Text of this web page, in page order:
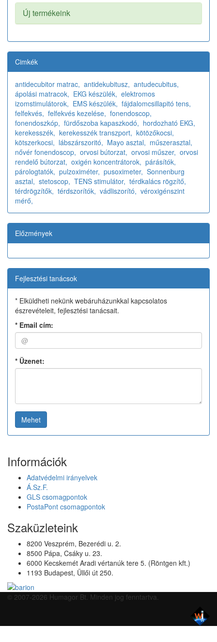
Új termékeink
Cimkék
antidecubitor matrac, antidekubitusz, antudecubitus,
ápolási matracok, EKG készülék, elektromos
izomstimulátorok, EMS készülék, fájdalomcsillapitó tens,
felfekvés, felfekvés kezelése, fonendoscop,
fonendoszkóp, fürdőszoba kapaszkodó, hordozható EKG,
kerekesszék, kerekesszék transzport, kötözőkocsi,
kötszerkocsi, lábszárszoritó, Mayo asztal, műszerasztal,
nővér fonendoscop, orvosi bútorzat, orvosi műszer, orvosi
rendelő bútorzat, oxigén koncentrátorok, párásítók,
párologtatók, pulzoximéter, pusoximeter, Sonnenburg
asztal, stetoscop, TENS stimulátor, térdkalács rögzítő,
térdrögzítők, térdszorítók, vádliszorító, véroxigénszint
mérő,
Előzmények
Fejlesztési tanácsok
* Elküldheti nekünk webáruházunkkal kapcsolatos
észrevételeit, fejlesztési tanácsait.
* Email cím:
* Üzenet:
Mehet
Információk
Adatvédelmi irányelvek
Á.Sz.F.
GLS csomagpontok
PostaPont csomagpontok
Szaküzleteink
8200 Veszprém, Bezerédi u. 2.
8500 Pápa, Csáky u. 23.
6000 Kecskemét Aradi vértanúk tere 5. (Röntgen kft.)
1193 Budapest, Üllői út 250.
© 2007-2026 Humagor Bt. Minden jog fenntartva.